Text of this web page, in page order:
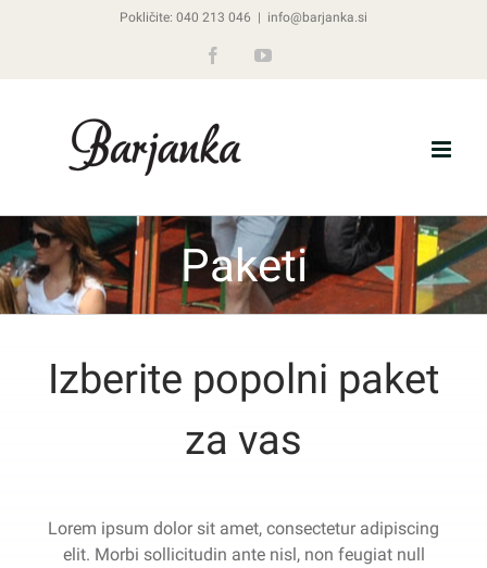
Pokličite: 040 213 046 | info@barjanka.si
FacebookYouTube
Paketi
Izberite popolni paket
za vas
Lorem ipsum dolor sit amet, consectetur adipiscing
elit. Morbi sollicitudin ante nisl, non feugiat null